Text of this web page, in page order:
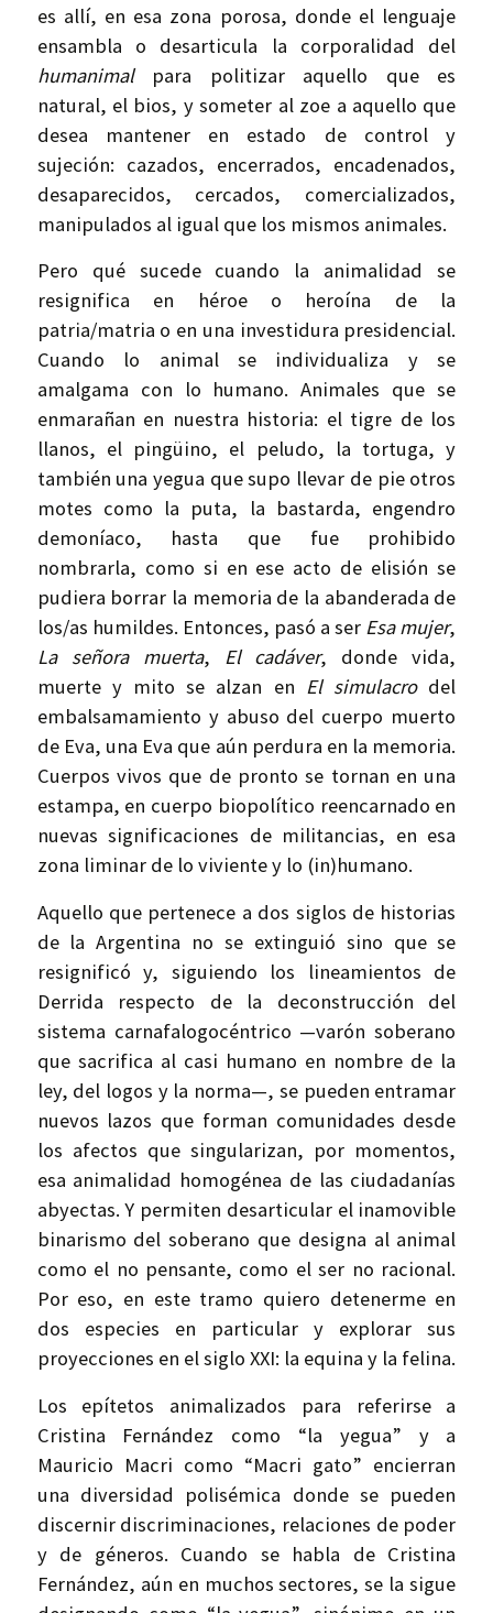
es allí, en esa zona porosa, donde el lenguaje
ensambla o desarticula la corporalidad del
humanimalpara politizar aquello que es
natural, el bios, y someter al zoe a aquello que
desea mantener en estado de control y
sujeción: cazados, encerrados, encadenados,
desaparecidos, cercados, comercializados,
manipulados al igual que los mismos animales.
Pero qué sucede cuando la animalidad se
resignifica en héroe o heroína de la
patria/matria o en una investidura presidencial.
Cuando lo animal se individualiza y se
amalgama con lo humano. Animales que se
enmarañan en nuestra historia: el tigre de los
llanos, el pingüino, el peludo, la tortuga, y
también una yegua que supo llevar de pie otros
motes como la puta, la bastarda, engendro
demoníaco, hasta que fue prohibido
nombrarla, como si en ese acto de elisión se
pudiera borrar la memoria de la abanderada de
los/as humildes. Entonces, pasó a ser Esa mujer,
La señora muerta, El cadáver, donde vida,
muerte y mito se alzan en El simulacrodel
embalsamamiento y abuso del cuerpo muerto
de Eva, una Eva que aún perdura en la memoria.
Cuerpos vivos que de pronto se tornan en una
estampa, en cuerpo biopolítico reencarnado en
nuevas significaciones de militancias, en esa
zona liminar de lo viviente y lo (in)humano.
Aquello que pertenece a dos siglos de historias
de la Argentina no se extinguió sino que se
resignificó y, siguiendo los lineamientos de
Derrida respecto de la deconstrucción del
sistema carnafalogocéntrico —varón soberano
que sacrifica al casi humano en nombre de la
ley, del logos y la norma—, se pueden entramar
nuevos lazos que forman comunidades desde
los afectos que singularizan, por momentos,
esa animalidad homogénea de las ciudadanías
abyectas. Y permiten desarticular el inamovible
binarismo del soberano que designa al animal
como el no pensante, como el ser no racional.
Por eso, en este tramo quiero detenerme en
dos especies en particular y explorar sus
proyecciones en el siglo XXI: la equina y la felina.
Los epítetos animalizados para referirse a
Cristina Fernández como “la yegua” y a
Mauricio Macri como “Macri gato” encierran
una diversidad polisémica donde se pueden
discernir discriminaciones, relaciones de poder
y de géneros. Cuando se habla de Cristina
Fernández, aún en muchos sectores, se la sigue